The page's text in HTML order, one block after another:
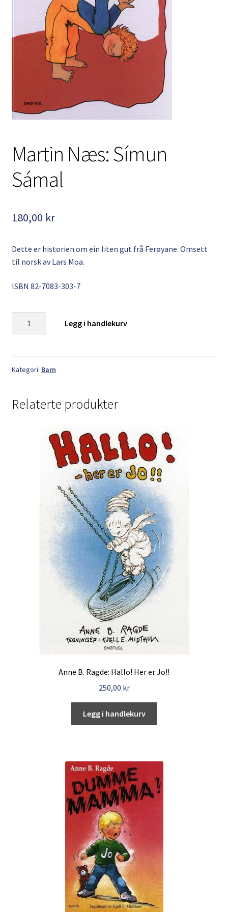
Min side
My Account
Personvernerklæring
Martin Næs: Símun
Sámal
180,00 kr
Dette er historien om ein liten gut frå Ferøyane. Omsett
til norsk av Lars Moa.
ISBN 82-7083-303-7
antall
Legg i handlekurv
Kategori: Barn
Relaterte produkter
Anne B. Ragde: Hallo! Her er Jo!!
250,00 kr
Legg i handlekurv